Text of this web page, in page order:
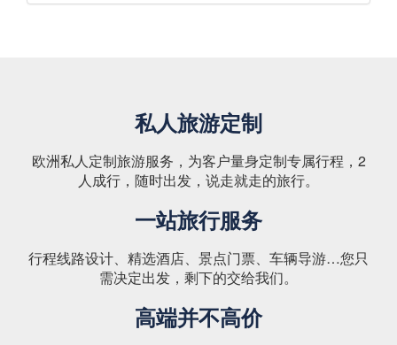
私人旅游定制
欧洲私人定制旅游服务，为客户量身定制专属行程，2
人成行，随时出发，说走就走的旅行。
一站旅行服务
行程线路设计、精选酒店、景点门票、车辆导游…您只
需决定出发，剩下的交给我们。
高端并不高价